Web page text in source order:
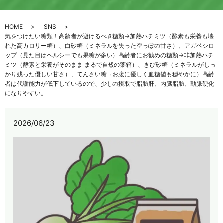
HOME
SNS
気をつけたい糖類！高齢者が避けるべき糖類→加熱ハチミツ（酵素も栄養も壊
れた高カロリー糖）、白砂糖（ミネラルを失った空っぽの甘さ）、アガベシロ
ップ（見た目はヘルシーでも果糖が多い）高齢者にお勧めの糖類→非加熱ハチ
ミツ（酵素と栄養がそのまま まるで自然の薬箱）、きび砂糖（ミネラルがしっ
かり残った優しい甘さ）、てんさい糖（お腹に優しく血糖値も穏やかに）高齢
者は代謝能力が低下しているので、少しの摂取で脂肪肝、内臓脂肪、動脈硬化
になりやすい。
2026/06/23